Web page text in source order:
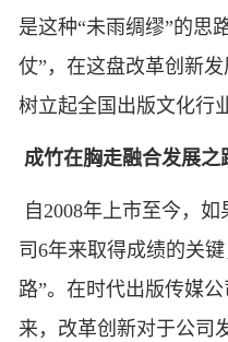
是这种“未雨绸缪”的思
仗”，在这盘改革创新
树立起全国出版文化行
成竹在胸走融合发展之
自2008年上市至今，
司6年来取得成绩的关
路”。在时代出版传媒
来，改革创新对于公司